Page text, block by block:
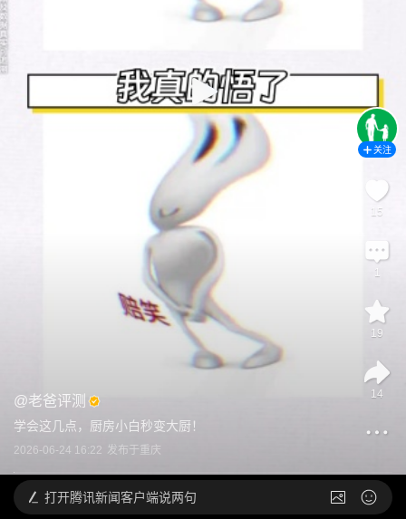
@老爸评测
学会这几点，厨房小白秒变大厨！
2026-06-24 16:22 发布于重庆
关注
15
1
19
14
打开腾讯新闻客户端说两句